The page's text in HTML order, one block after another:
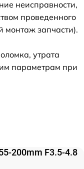
неисправности,
проведенного
монтаж запчасти).
утрата
параметрам при
200mm F3.5-4.8